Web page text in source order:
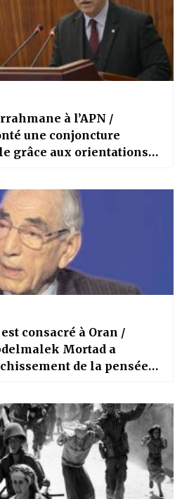
à l’APN /
une conjoncture
grâce aux orientations
dévoués
consacré à Oran /
Mortad a
de la pensée